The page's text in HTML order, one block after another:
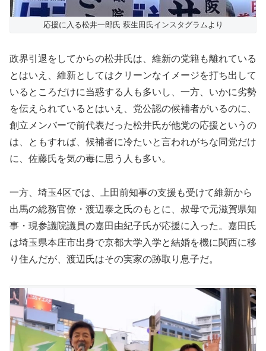
応援に入る松井一郎氏 萩生田氏インスタグラムより
政界引退をしてからの松井氏は、維新の党籍も離れている
とはいえ、維新としてはクリーンなイメージを打ち出して
いるところだけに当惑する人も多いし、一方、いかに劣勢
を伝えられているとはいえ、党公認の候補者がいるのに、
創立メンバーで前代表だった松井氏が他党の応援というの
は、ともすれば、候補者に冷たいと言われがちな同党だけ
に、佐藤氏を気の毒に思う人も多い。
一方、埼玉4区では、上田前知事の支援も受けて維新から
出馬の総務官僚・渡辺泰之氏のもとに、叔母で元滋賀県知
事・現参議院議員の嘉田由紀子氏が応援に入った。嘉田氏
は埼玉県本庄市出身で京都大学入学と結婚を機に関西に移
り住んだが、渡辺氏はその実家の跡取り息子だ。